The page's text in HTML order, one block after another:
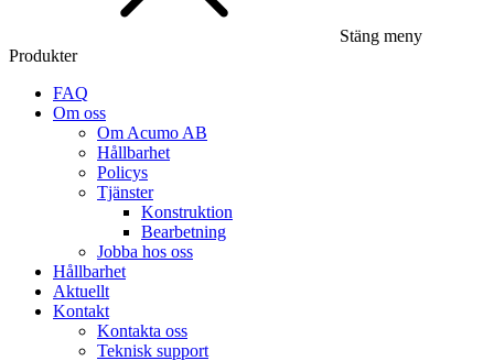
Stäng meny
Produkter
FAQ
Om oss
Om Acumo AB
Hållbarhet
Policys
Tjänster
Konstruktion
Bearbetning
Jobba hos oss
Hållbarhet
Aktuellt
Kontakt
Kontakta oss
Teknisk support